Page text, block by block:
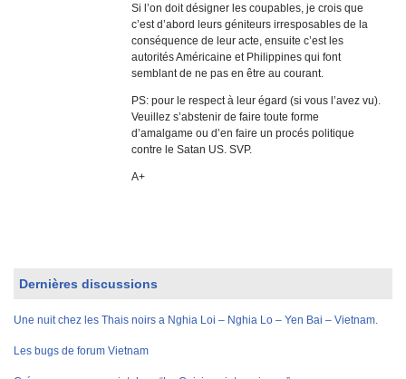
Si l’on doit désigner les coupables, je crois que
c’est d’abord leurs géniteurs irresposables de la
conséquence de leur acte, ensuite c’est les
autorités Américaine et Philippines qui font
semblant de ne pas en être au courant.
PS: pour le respect à leur égard (si vous l’avez vu).
Veuillez s’abstenir de faire toute forme
d’amalgame ou d’en faire un procés politique
contre le Satan US. SVP.
A+
Dernières discussions
Une nuit chez les Thais noirs a Nghia Loi – Nghia Lo – Yen Bai – Vietnam.
Les bugs de forum Vietnam